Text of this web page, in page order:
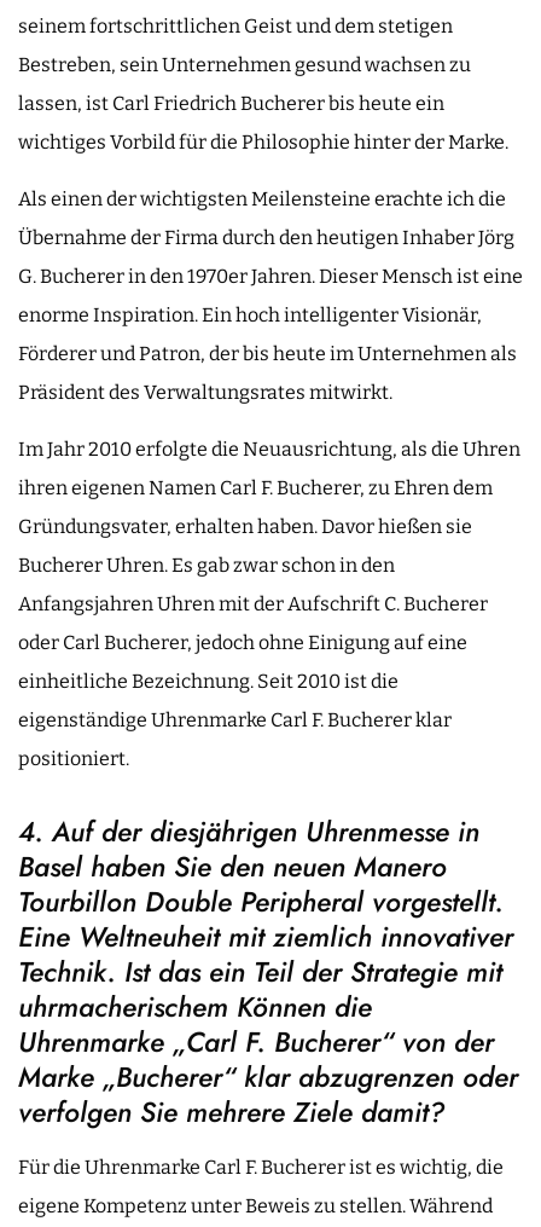
seinem fortschrittlichen Geist und dem stetigen
Bestreben, sein Unternehmen gesund wachsen zu
lassen, ist Carl Friedrich Bucherer bis heute ein
wichtiges Vorbild für die Philosophie hinter der Marke.
Als einen der wichtigsten Meilensteine erachte ich die
Übernahme der Firma durch den heutigen Inhaber Jörg
G. Bucherer in den 1970er Jahren. Dieser Mensch ist eine
enorme Inspiration. Ein hoch intelligenter Visionär,
Förderer und Patron, der bis heute im Unternehmen als
Präsident des Verwaltungsrates mitwirkt.
Im Jahr 2010 erfolgte die Neuausrichtung, als die Uhren
ihren eigenen Namen Carl F. Bucherer, zu Ehren dem
Gründungsvater, erhalten haben. Davor hießen sie
Bucherer Uhren. Es gab zwar schon in den
Anfangsjahren Uhren mit der Aufschrift C. Bucherer
oder Carl Bucherer, jedoch ohne Einigung auf eine
einheitliche Bezeichnung. Seit 2010 ist die
eigenständige Uhrenmarke Carl F. Bucherer klar
positioniert.
4. Auf der diesjährigen Uhrenmesse in
Basel haben Sie den neuen Manero
Tourbillon Double Peripheral vorgestellt.
Eine Weltneuheit mit ziemlich innovativer
Technik. Ist das ein Teil der Strategie mit
uhrmacherischem Können die
Uhrenmarke „Carl F. Bucherer“ von der
Marke „Bucherer“ klar abzugrenzen oder
verfolgen Sie mehrere Ziele damit?
Für die Uhrenmarke Carl F. Bucherer ist es wichtig, die
eigene Kompetenz unter Beweis zu stellen. Während